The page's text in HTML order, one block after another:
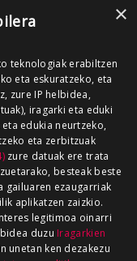
×
teknologiak erabiltzen
eta eskuratzeko, eta
zure IP helbidea,
iragarki eta eduki
edukia neurtzeko,
eta zerbitzuak
zure datuak ere trata
besteak beste
gailuaren ezaugarriak
aplikatzen zaizkio.
legitimoa oinarri
duzu Iragarkien
unetan ken dezakezu